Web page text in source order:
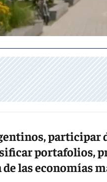
portafolios,
las economías